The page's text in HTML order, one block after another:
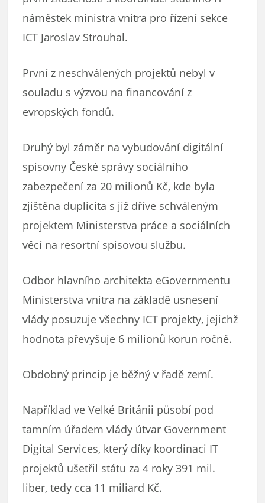
náměstek ministra vnitra pro řízení sekce
ICT Jaroslav Strouhal.
První z neschválených projektů nebyl v
souladu s výzvou na financování z
evropských fondů.
Druhý byl záměr na vybudování digitální
spisovny České správy sociálního
zabezpečení za 20 milionů Kč, kde byla
zjištěna duplicita s již dříve schváleným
projektem Ministerstva práce a sociálních
věcí na resortní spisovou službu.
Odbor hlavního architekta eGovernmentu
Ministerstva vnitra na základě usnesení
vlády posuzuje všechny ICT projekty, jejichž
hodnota převyšuje 6 milionů korun ročně.
Obdobný princip je běžný v řadě zemí.
Například ve Velké Británii působí pod
tamním úřadem vlády útvar Government
Digital Services, který díky koordinaci IT
projektů ušetřil státu za 4 roky 391 mil.
liber, tedy cca 11 miliard Kč.